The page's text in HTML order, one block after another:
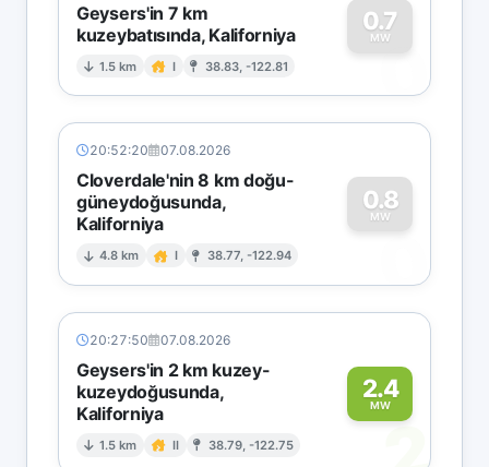
Geysers'in 7 km
kuzeybatısında, Kaliforniya
1.5 km I 38.83, -122.81
0.7
MW
0
20:52:20 07.08.2026
Cloverdale'nin 8 km doğu-
güneydoğusunda,
Kaliforniya
4.8 km I 38.77, -122.94
0.8
MW
0
20:27:50 07.08.2026
Geysers'in 2 km kuzey-
kuzeydoğusunda,
Kaliforniya
1.5 km II 38.79, -122.75
2.4
MW